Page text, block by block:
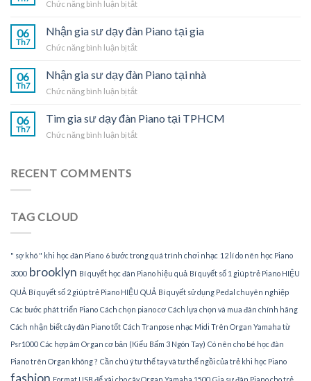
đàn
tại
Chức năng bình luận bị tắtở
gia
dạy
Piano
06
Th7
Nhận gia sư dạy đàn Piano tại gia
Chức năng bình luận bị tắtở
gia
dạy
Piano
06
Th7
Nhận gia sư dạy đàn Piano tại nhà
Chức năng bình luận bị tắtở
gia
dạy
06
Th7
Tìm gia sư dạy đàn Piano tại TPHCM
Chức năng bình luận bị tắtở
RECENT COMMENTS
TAG CLOUD
" sợ khó " khi học đàn Piano 6 bước trong quá trình chơi nhạc 12 lí do nên học Piano
3000 brooklyn Bí quyết học đàn Piano hiệu quả Bí quyết số 1 giúp trẻ Piano HIỆU
QUẢ Bí quyết số 2 giúp trẻ Piano HIỆU QUẢ Bí quyết sử dụng Pedal chuyên nghiệp
Các bước phát triển Piano Cách chọn piano cơ Cách lựa chọn và mua đàn chính hãng
Cách nhận biết cây đàn Piano tốt Cách Tranpose nhạc Midi Trên Organ Yamaha từ
Psr1000 Các hợp âm Organ cơ bản (Kiểu Bấm 3 Ngón Tay) Có nên cho bé học đàn
Piano trên Organ không ? Cần chú ý tư thế tay và tư thế ngồi của trẻ khi học Piano